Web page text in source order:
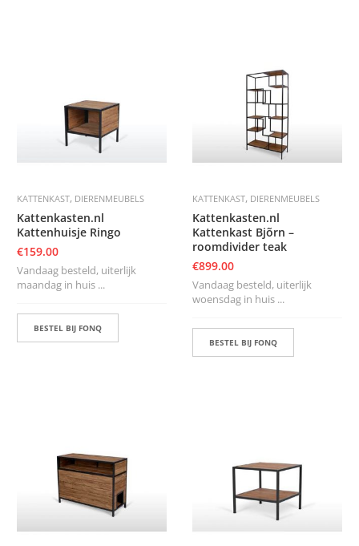
N
S
T
O
N
KATTENKAST, DIERENMEUBELS
Kattenkasten.nl
Kattenhuisje Ringo
€159.00
Vandaag besteld, uiterlijk
maandag in huis ...
BESTEL BIJ FONQ
KATTENKAST, DIERENMEUBELS
Kattenkasten.nl
Kattenkast Bjõrn –
roomdivider teak
€899.00
Vandaag besteld, uiterlijk
woensdag in huis ...
BESTEL BIJ FONQ